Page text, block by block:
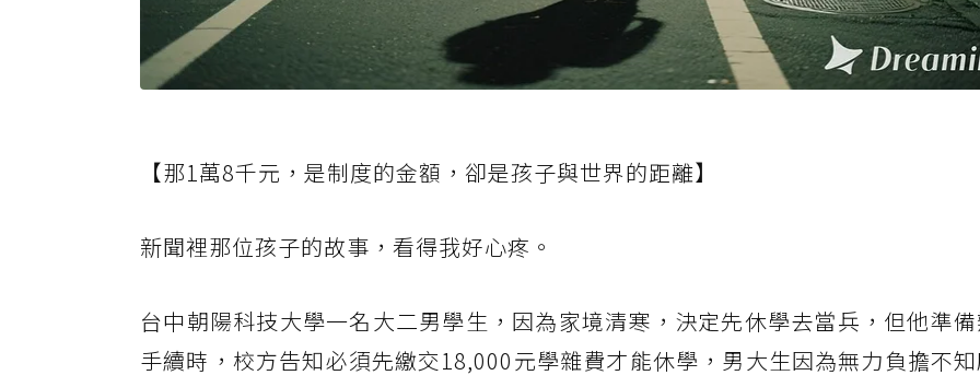
【那1萬8千元，是制度的金額，卻是孩子與世界的距離】
新聞裡那位孩子的故事，看得我好心疼。
台中朝陽科技大學一名大二男學生，因為家境清寒，決定先休學去當兵，但他準
手續時，校方告知必須先繳交18,000元學雜費才能休學，男大生因為無力負擔不